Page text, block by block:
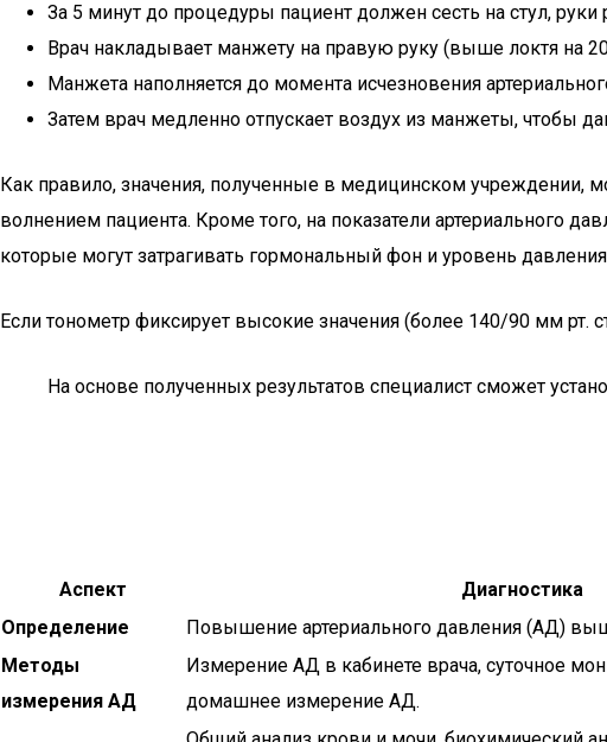
За 5 минут до процедуры пациент должен сесть на стул,
Врач накладывает манжету на правую руку (выше локтя на
Манжета наполняется до момента исчезновения
Затем врач медленно отпускает воздух из манжеты, чтобы
Как правило, значения, полученные в медицинском учреждении,
волнением пациента. Кроме того, на показатели артериального
которые могут затрагивать гормональный фон и уровень
Если тонометр фиксирует высокие значения (более 140/90 мм рт.
На основе полученных результатов специалист сможет
Аспект Диагностика
Определение
Повышение артериального давления (АД)
Методы
измерения АД
Измерение АД в кабинете врача, суточное
домашнее измерение АД.